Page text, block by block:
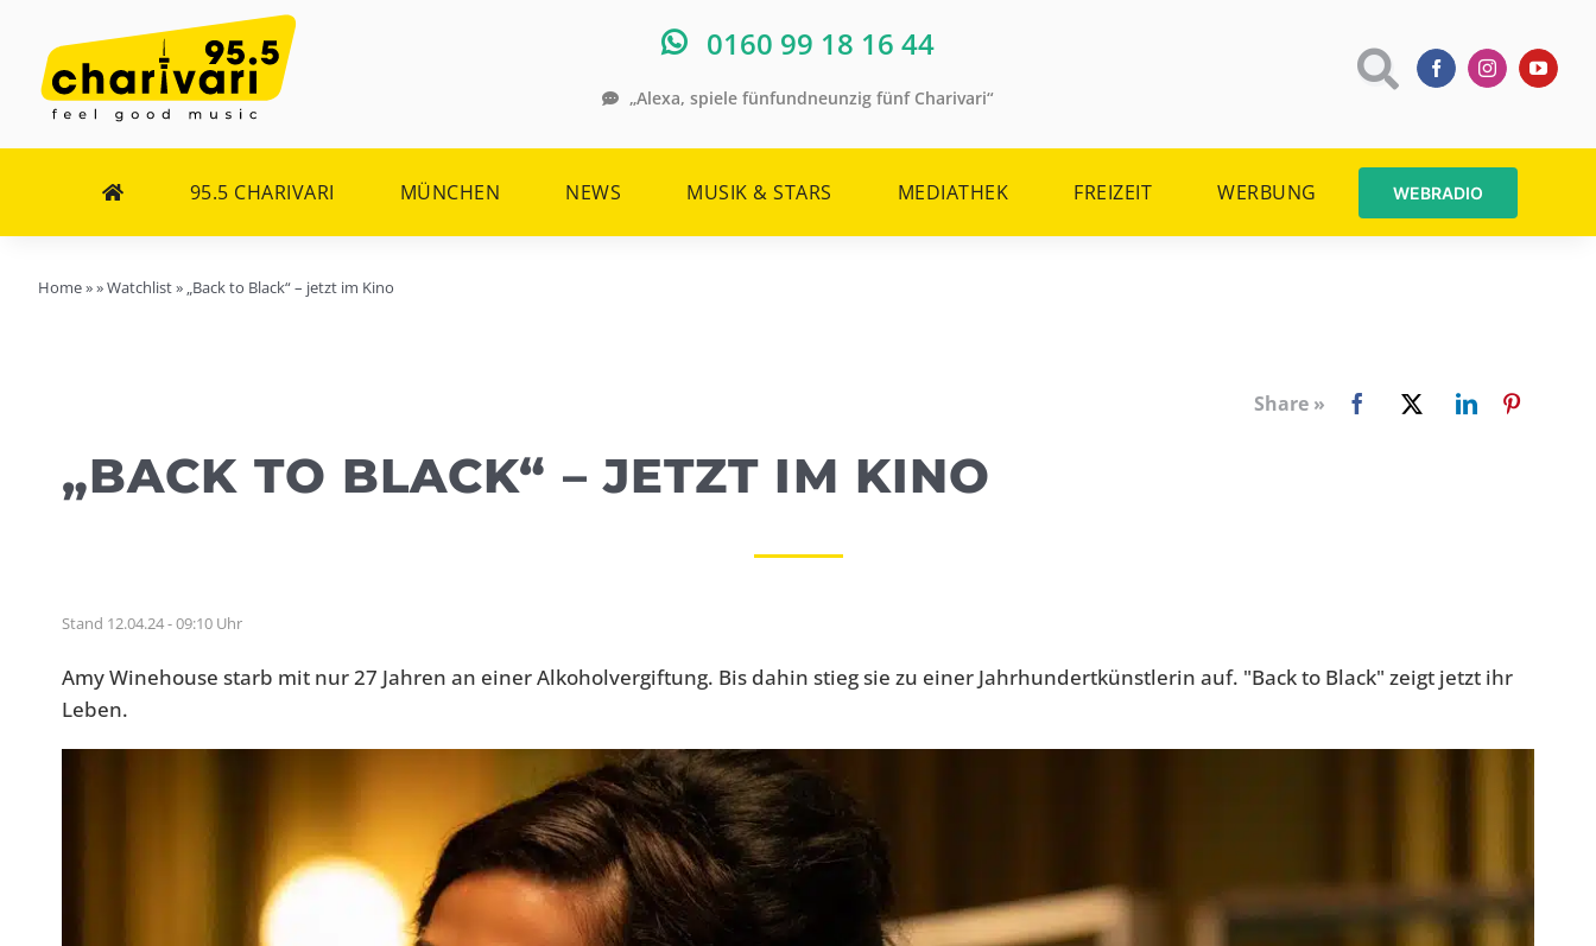
Inhalt
springen
0160 99 18 16 44
„Alexa, spiele fünfundneunzig fünf Charivari“
95.5 CHARIVARI MÜNCHEN NEWS MUSIK & STARS MEDIATHEK FREIZEIT WERBUNG WEBRADIO
Home»»Watchlist» „Back to Black“ – jetzt im Kino
Share »
„BACK TO BLACK“ – JETZT IM KINO
Stand 12.04.24 - 09:10 Uhr
Amy Winehouse starb mit nur 27 Jahren an einer Alkoholvergiftung. Bis dahin stieg sie zu einer Jahrhundertkünstlerin auf. "Back to Black" zeigt jetzt ihr
Leben.